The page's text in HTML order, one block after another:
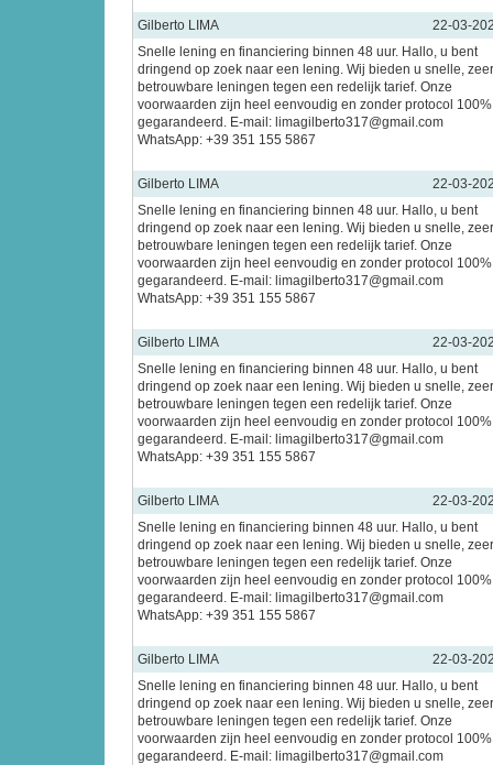
Gilberto LIMA
22-03-
Snelle lening en financiering binnen 48 uur. Hallo, u bent
dringend op zoek naar een lening. Wij bieden u snelle, zeer
betrouwbare leningen tegen een redelijk tarief. Onze
voorwaarden zijn heel eenvoudig en zonder protocol 100%
gegarandeerd. E-mail: limagilberto317@gmail.com
WhatsApp: +39 351 155 5867
Gilberto LIMA
22-03-
Snelle lening en financiering binnen 48 uur. Hallo, u bent
dringend op zoek naar een lening. Wij bieden u snelle, zeer
betrouwbare leningen tegen een redelijk tarief. Onze
voorwaarden zijn heel eenvoudig en zonder protocol 100%
gegarandeerd. E-mail: limagilberto317@gmail.com
WhatsApp: +39 351 155 5867
Gilberto LIMA
22-03-
Snelle lening en financiering binnen 48 uur. Hallo, u bent
dringend op zoek naar een lening. Wij bieden u snelle, zeer
betrouwbare leningen tegen een redelijk tarief. Onze
voorwaarden zijn heel eenvoudig en zonder protocol 100%
gegarandeerd. E-mail: limagilberto317@gmail.com
WhatsApp: +39 351 155 5867
Gilberto LIMA
22-03-
Snelle lening en financiering binnen 48 uur. Hallo, u bent
dringend op zoek naar een lening. Wij bieden u snelle, zeer
betrouwbare leningen tegen een redelijk tarief. Onze
voorwaarden zijn heel eenvoudig en zonder protocol 100%
gegarandeerd. E-mail: limagilberto317@gmail.com
WhatsApp: +39 351 155 5867
Gilberto LIMA
22-03-
Snelle lening en financiering binnen 48 uur. Hallo, u bent
dringend op zoek naar een lening. Wij bieden u snelle, zeer
betrouwbare leningen tegen een redelijk tarief. Onze
voorwaarden zijn heel eenvoudig en zonder protocol 100%
gegarandeerd. E-mail: limagilberto317@gmail.com